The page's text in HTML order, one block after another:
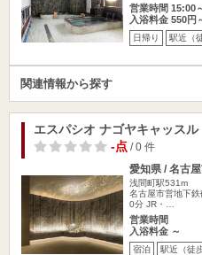
営業時間 15:00
入浴料金 550円
日帰り 駅近（
関連情報から探す
エスパシオ ナゴヤキャッスル
-点/ 0 件
愛知県 / 名古
浅間町駅531m
名古屋市営地下
0分 JR・…
営業時間
入浴料金 ～
宿泊 駅近（徒